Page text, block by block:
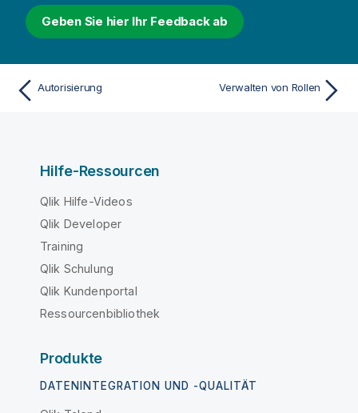
Geben Sie hier Ihr Feedback ab
Autorisierung Verwalten von Rollen
Hilfe-Ressourcen
Qlik Hilfe-Videos
Qlik Developer
Training
Qlik Schulung
Qlik Kundenportal
Ressourcenbibliothek
Produkte
DATENINTEGRATION UND -QUALITÄT